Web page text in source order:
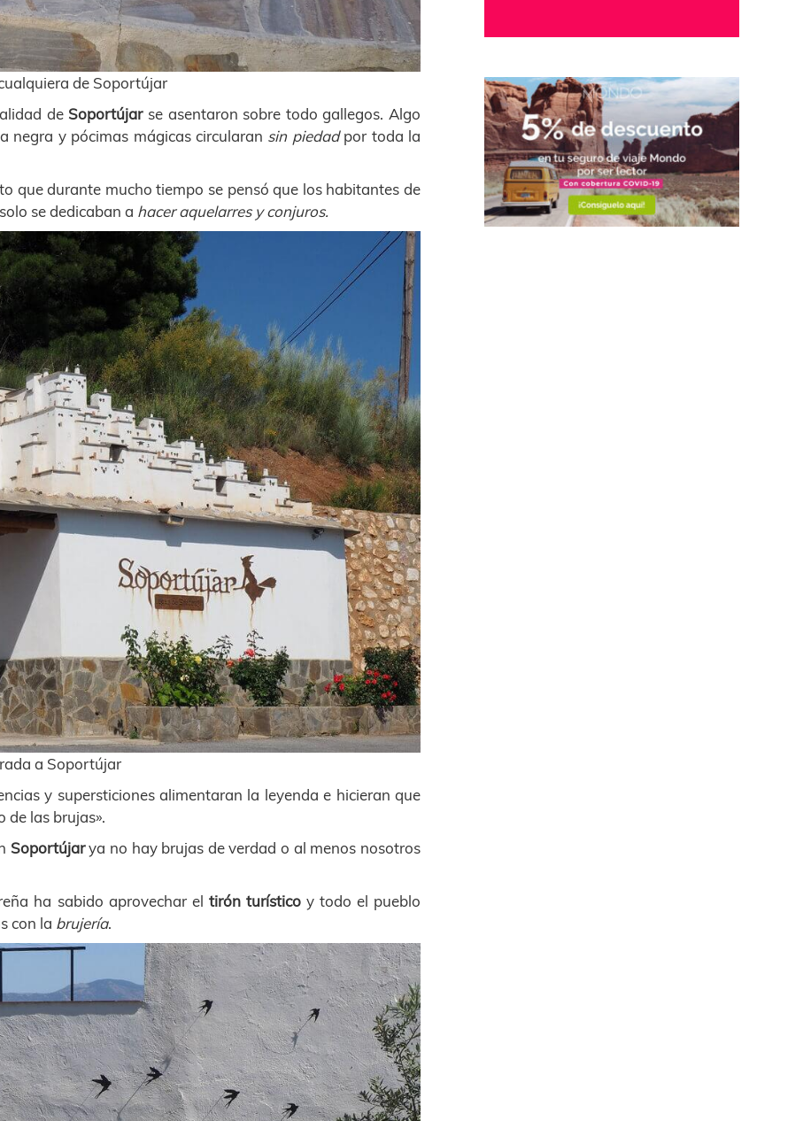
de Soportújar
de Soportújarse asentaron sobre todo gallegos. Algo
negra y pócimas mágicas circularan sin piedadpor toda la
que durante mucho tiempo se pensó que los habitantes de
se dedicaban a hacer aquelarres y conjuros.
a Soportújar
y supersticiones alimentaran la leyenda e hicieran que
de las brujas».
Soportújarya no hay brujas de verdad o al menos nosotros
ha sabido aprovechar el tirón turísticoy todo el pueblo
con la brujería.